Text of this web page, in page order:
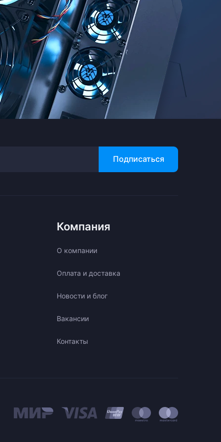
Подписаться
Компания
О компании
Оплата и доставка
Новости и блог
Вакансии
Контакты